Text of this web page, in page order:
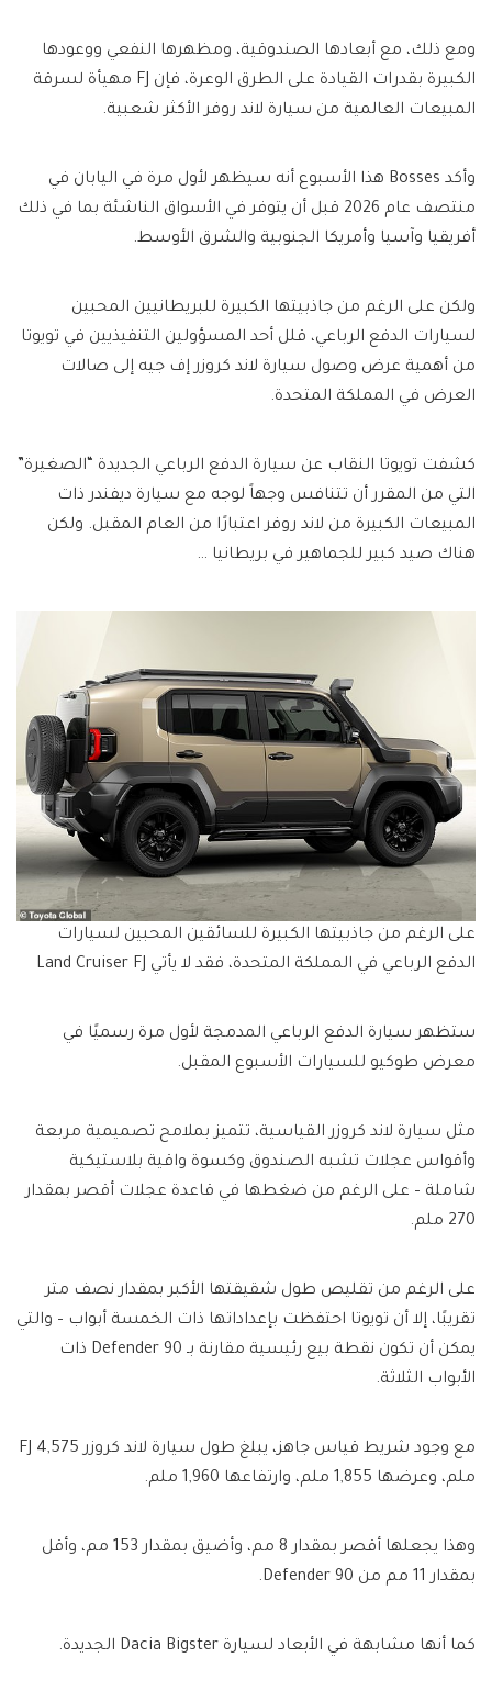
ومع ذلك، مع أبعادها الصندوقية، ومظهرها النفعي ووعودها
الكبيرة بقدرات القيادة على الطرق الوعرة، فإن FJ مهيأة لسرقة
المبيعات العالمية من سيارة لاند روفر الأكثر شعبية.
وأكد Bosses هذا الأسبوع أنه سيظهر لأول مرة في اليابان في
منتصف عام 2026 قبل أن يتوفر في الأسواق الناشئة بما في ذلك
أفريقيا وآسيا وأمريكا الجنوبية والشرق الأوسط.
ولكن على الرغم من جاذبيتها الكبيرة للبريطانيين المحبين
لسيارات الدفع الرباعي، قلل أحد المسؤولين التنفيذيين في تويوتا
من أهمية عرض وصول سيارة لاند كروزر إف جيه إلى صالات
العرض في المملكة المتحدة.
كشفت تويوتا النقاب عن سيارة الدفع الرباعي الجديدة “الصغيرة”
التي من المقرر أن تتنافس وجهاً لوجه مع سيارة ديفندر ذات
المبيعات الكبيرة من لاند روفر اعتبارًا من العام المقبل. ولكن
هناك صيد كبير للجماهير في بريطانيا …
على الرغم من جاذبيتها الكبيرة للسائقين المحبين لسيارات
الدفع الرباعي في المملكة المتحدة، فقد لا يأتي Land Cruiser FJ
ستظهر سيارة الدفع الرباعي المدمجة لأول مرة رسميًا في
معرض طوكيو للسيارات الأسبوع المقبل.
مثل سيارة لاند كروزر القياسية، تتميز بملامح تصميمية مربعة
وأقواس عجلات تشبه الصندوق وكسوة واقية بلاستيكية
شاملة – على الرغم من ضغطها في قاعدة عجلات أقصر بمقدار
270 ملم.
على الرغم من تقليص طول شقيقتها الأكبر بمقدار نصف متر
تقريبًا، إلا أن تويوتا احتفظت بإعداداتها ذات الخمسة أبواب – والتي
يمكن أن تكون نقطة بيع رئيسية مقارنة بـ Defender 90 ذات
الأبواب الثلاثة.
مع وجود شريط قياس جاهز، يبلغ طول سيارة لاند كروزر FJ 4,575
ملم، وعرضها 1,855 ملم، وارتفاعها 1,960 ملم.
وهذا يجعلها أقصر بمقدار 8 مم، وأضيق بمقدار 153 مم، وأقل
بمقدار 11 مم من Defender 90.
كما أنها مشابهة في الأبعاد لسيارة Dacia Bigster الجديدة.